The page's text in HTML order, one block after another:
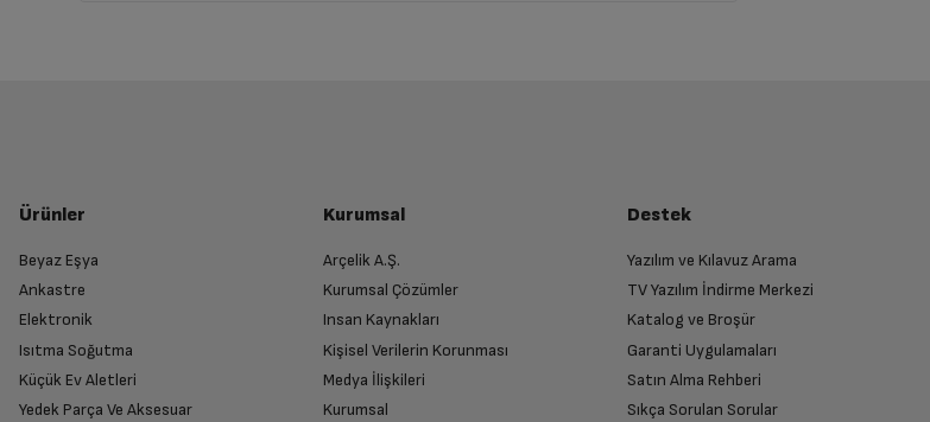
Ürünler
Beyaz Eşya
Ankastre
Elektronik
Isıtma Soğutma
Küçük Ev Aletleri
Yedek Parça Ve Aksesuar
Kurumsal
Arçelik A.Ş.
Kurumsal Çözümler
Insan Kaynakları
Kişisel Verilerin Korunması
Medya İlişkileri
Kurumsal
Destek
Yazılım ve Kılavuz Arama
TV Yazılım İndirme Merkezi
Katalog ve Broşür
Garanti Uygulamaları
Satın Alma Rehberi
Sıkça Sorulan Sorular